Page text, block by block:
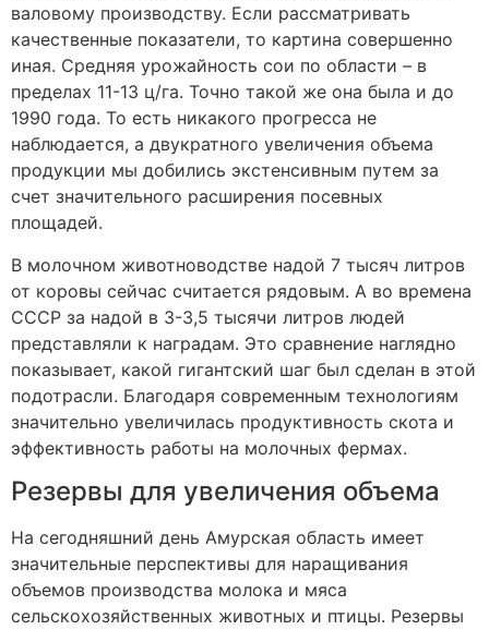
валовому производству. Если рассматривать
качественные показатели, то картина совершенно
иная. Средняя урожайность сои по области – в
пределах 11-13 ц/га. Точно такой же она была и до
1990 года. То есть никакого прогресса не
наблюдается, а двукратного увеличения объема
продукции мы добились экстенсивным путем за
счет значительного расширения посевных
площадей.
В молочном животноводстве надой 7 тысяч литров
от коровы сейчас считается рядовым. А во времена
СССР за надой в 3-3,5 тысячи литров людей
представляли к наградам. Это сравнение наглядно
показывает, какой гигантский шаг был сделан в этой
подотрасли. Благодаря современным технологиям
значительно увеличилась продуктивность скота и
эффективность работы на молочных фермах.
Резервы для увеличения объема
На сегодняшний день Амурская область имеет
значительные перспективы для наращивания
объемов производства молока и мяса
сельскохозяйственных животных и птицы. Резервы